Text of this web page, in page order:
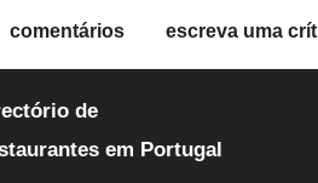
de
em Portugal
comentários escreva uma